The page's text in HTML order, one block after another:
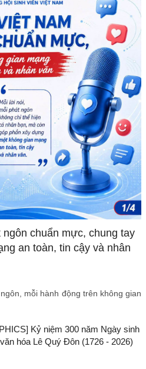
chuẩn mực, chung tay
an toàn, tin cậy và nhân
mỗi hành động trên không gian
Kỷ niệm 300 năm Ngày sinh
hóa Lê Quý Đôn (1726 - 2026)